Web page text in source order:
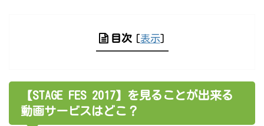
目次 [表示]
【STAGE FES 2017】を見ることが出来る
動画サービスはどこ？